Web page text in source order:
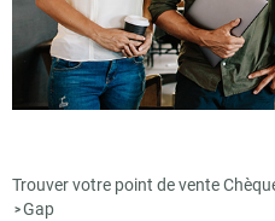
Trouver votre point de vente
>Gap